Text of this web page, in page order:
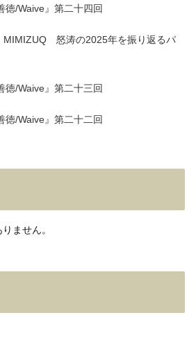
徳/Waive』第二十四回
MIMIZUQ 怒涛の2025年を振り返るパ
徳/Waive』第二十三回
徳/Waive』第二十二回
ません。